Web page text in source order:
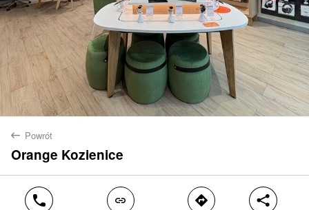
back Powrót
Orange Kozienice
Tak Nie
phone link direction share